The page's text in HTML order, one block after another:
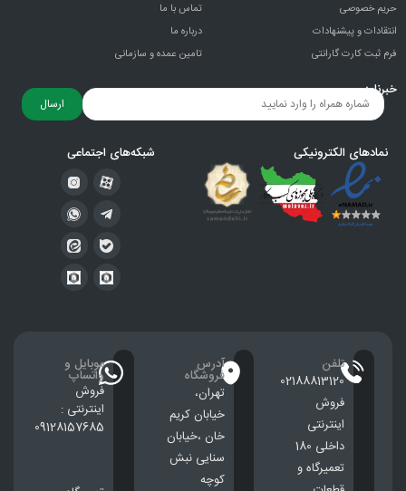
حریم خصوصی
انتقادات و پيشنهادات
فرم ثبت کارت گارانتی
تماس با ما
درباره ما
تامین عمده و سازمانی
خبرنامه
ارسال
نمادهای الکترونیکی شبکه‌های اجتماعی
تلفن
02188813120
فروش
اینترنتی
داخلی 180
تعمیرگاه و
آدرس
فروشگاه
تهران،
خيابان كريم
خان ،خيابان
سنایی نبش
کوچه
موبایل و
واتساپ
فروش
اینترنتی :
09128157685